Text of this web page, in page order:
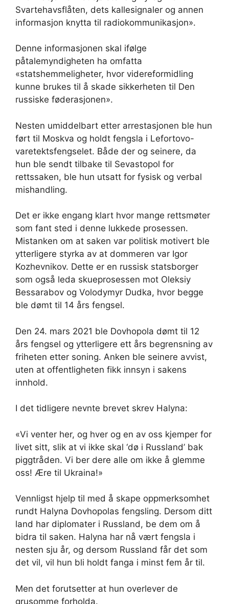
Svartehavsflåten, dets kallesignaler og annen
informasjon knytta til radiokommunikasjon».
Denne informasjonen skal ifølge
påtalemyndigheten ha omfatta
«statshemmeligheter, hvor videreformidling
kunne brukes til å skade sikkerheten til Den
russiske føderasjonen».
Nesten umiddelbart etter arrestasjonen ble hun
ført til Moskva og holdt fengsla i Lefortovo-
varetektsfengselet. Både der og seinere, da
hun ble sendt tilbake til Sevastopol for
rettssaken, ble hun utsatt for fysisk og verbal
mishandling.
Det er ikke engang klart hvor mange rettsmøter
som fant sted i denne lukkede prosessen.
Mistanken om at saken var politisk motivert ble
ytterligere styrka av at dommeren var Igor
Kozhevnikov. Dette er en russisk statsborger
som også leda skueprosessen mot Oleksiy
Bessarabov og Volodymyr Dudka, hvor begge
ble dømt til 14 års fengsel.
Den 24. mars 2021 ble Dovhopola dømt til 12
års fengsel og ytterligere ett års begrensning av
friheten etter soning. Anken ble seinere avvist,
uten at offentligheten fikk innsyn i sakens
innhold.
I det tidligere nevnte brevet skrev Halyna:
«Vi venter her, og hver og en av oss kjemper for
livet sitt, slik at vi ikke skal ‘dø i Russland’ bak
piggtråden. Vi ber dere alle om ikke å glemme
oss! Ære til Ukraina!»
Vennligst hjelp til med å skape oppmerksomhet
rundt Halyna Dovhopolas fengsling. Dersom ditt
land har diplomater i Russland, be dem om å
bidra til saken. Halyna har nå vært fengsla i
nesten sju år, og dersom Russland får det som
det vil, vil hun bli holdt fanga i minst fem år til.
Men det forutsetter at hun overlever de
grusomme forholda.